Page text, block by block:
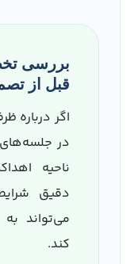
بررسی
قبل از
اگر درباره
در
ناحیه
دقیق
می‌تواند
کند.